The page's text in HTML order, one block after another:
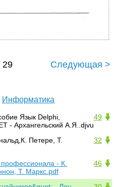
29 Следующая >
Информатика
49
Язык Delphi,
- Архангельский А.Я..djvu
32
Петере, Т.
46
- К.
Т. Маркс.pdf